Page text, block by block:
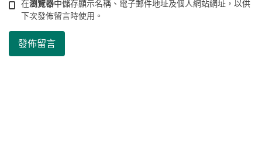
在瀏覽器中儲存顯示名稱、電子郵件地址及個人網站網址，以供
下次發佈留言時使用。